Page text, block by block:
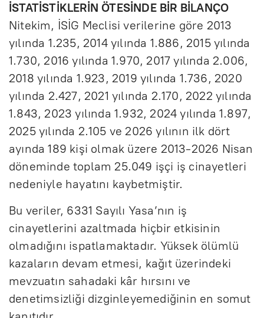
İSTATİSTİKLERİN ÖTESİNDE BİR BİLANÇO
Nitekim, İSİG Meclisi verilerine göre 2013
yılında 1.235, 2014 yılında 1.886, 2015 yılında
1.730, 2016 yılında 1.970, 2017 yılında 2.006,
2018 yılında 1.923, 2019 yılında 1.736, 2020
yılında 2.427, 2021 yılında 2.170, 2022 yılında
1.843, 2023 yılında 1.932, 2024 yılında 1.897,
2025 yılında 2.105 ve 2026 yılının ilk dört
ayında 189 kişi olmak üzere 2013-2026 Nisan
döneminde toplam 25.049 işçi iş cinayetleri
nedeniyle hayatını kaybetmiştir.
Bu veriler, 6331 Sayılı Yasa’nın iş
cinayetlerini azaltmada hiçbir etkisinin
olmadığını ispatlamaktadır. Yüksek ölümlü
kazaların devam etmesi, kağıt üzerindeki
mevzuatın sahadaki kâr hırsını ve
denetimsizliği dizginleyemediğinin en somut